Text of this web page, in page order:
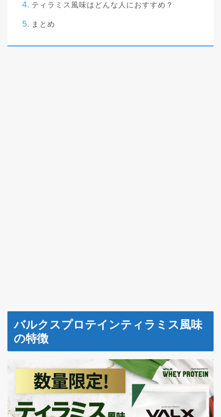
ティラミス風味はどんな人におすすめ？
まとめ
バルクスプロテインティラミス風味
の特徴